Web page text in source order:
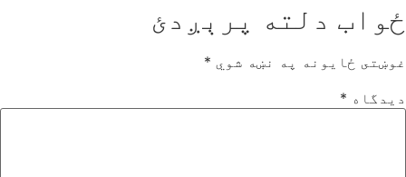
ځواب دلته پرېږدئ
غوښتى ځایونه په نښه شوي *
دیدگاه *